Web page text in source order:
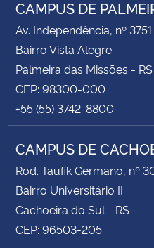
CAMPUS DE
Av. Independência, nº 3751
Bairro Vista Alegre
Palmeira das Missões - RS
CEP: 98300-000
+55 (55) 3742-8800
CAMPUS DE
Rod. Taufik Germano, nº
Bairro Universitário II
Cachoeira do Sul - RS
CEP: 96503-205